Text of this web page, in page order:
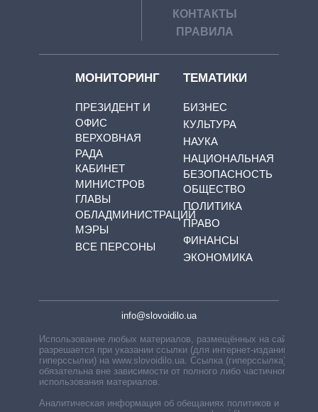
КОНТАКТЫ
ПРАВИЛА
МОНИТОРИНГ
ПРЕЗИДЕНТ И
ОФИС
ВЕРХОВНАЯ
РАДА
КАБИНЕТ
МИНИСТРОВ
ГЛАВЫ
ОБЛАДМИНИСТРАЦИЙ
МЭРЫ
ВСЕ ПЕРСОНЫ
ТЕМАТИКИ
БИЗНЕС
КУЛЬТУРА
НАУКА
НАЦИОНАЛЬНАЯ
БЕЗОПАСНОСТЬ
ОБЩЕСТВО
ПОЛИТИКА
ПРАВО
ФИНАНСЫ
ЭКОНОМИКА
info@slovoidilo.ua
Использование любых материалов, размещённых на сайте,
разрешается при указании ссылки (для интернет-изданий —
гиперссылки) на www.slovoidilo.ua. Ссылка (гиперссылка)
обязательна вне зависимости от полного либо частичного
использования материалов.
Аналитическая информация об обещаниях политиков и